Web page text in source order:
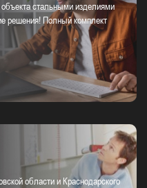
стальными изделиями
решения! Полный комплект
области и Краснодарского